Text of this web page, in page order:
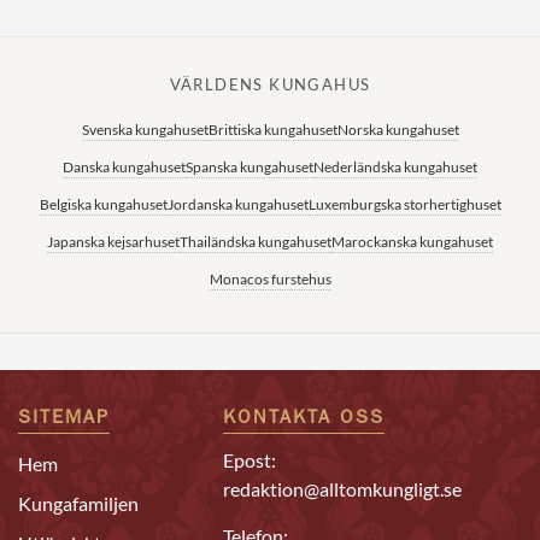
VÄRLDENS KUNGAHUS
Svenska kungahusetBrittiska kungahusetNorska kungahuset
Danska kungahusetSpanska kungahusetNederländska kungahuset
Belgiska kungahusetJordanska kungahusetLuxemburgska storhertighuset
Japanska kejsarhusetThailändska kungahusetMarockanska kungahuset
Monacos furstehus
SITEMAP
Hem
Kungafamiljen
KONTAKTA OSS
Epost:
redaktion@alltomkungligt.se